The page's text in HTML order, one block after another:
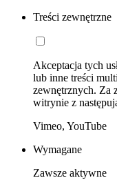
Treści zewnętrzne
Akceptacja tych
lub inne treści
zewnętrznych. Za
witrynie z
Vimeo, YouTube
Wymagane
Zawsze aktywne